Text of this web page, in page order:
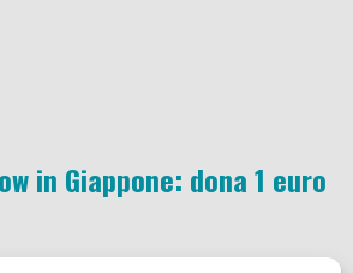
in Giappone: dona 1 euro